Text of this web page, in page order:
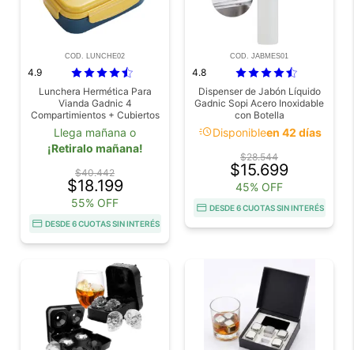
COD. LUNCHE02
4.9
Lunchera Hermética Para
Vianda Gadnic 4
Compartimientos + Cubiertos
Llega mañana o
¡Retiralo mañana!
$40.442
$18.199
55% OFF
DESDE 6 CUOTAS SIN INTERÉS
COD. JABMES01
4.8
Dispenser de Jabón Líquido
Gadnic Sopi Acero Inoxidable
con Botella
acuteDisponibleen 42 días
$28.544
$15.699
45% OFF
DESDE 6 CUOTAS SIN INTERÉS